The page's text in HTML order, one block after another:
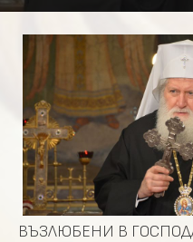
ВЪЗЛЮБЕНИ В